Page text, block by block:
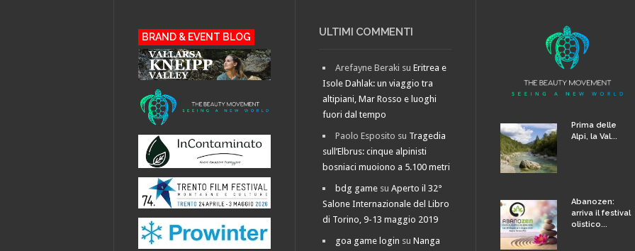
BRAND & EVENT BLOG ULTIMI COMMENTI
Arefayne Beraki suEritrea e
Isole Dahlak: un viaggio tra
altipiani, Mar Rosso e luoghi
fuori dal tempo
Paolo Esposito su Tragedia
sull’Elbrus: cinque alpinisti
bosniaci muoiono a 5.100 metri
bdg game suAperto il 32°
Salone Internazionale del Libro
di Torino, 9-13 maggio 2019
goa game login suNanga
Prima delle
Alpi, la Val...
Abanozen:
arriva il festival
olistico...